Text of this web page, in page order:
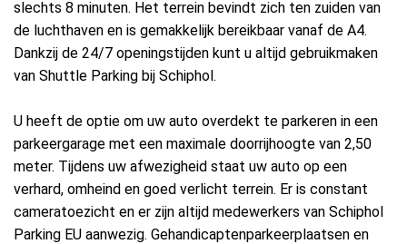
slechts 8 minuten. Het terrein bevindt zich ten zuiden van
de luchthaven en is gemakkelijk bereikbaar vanaf de A4.
Dankzij de 24/7 openingstijden kunt u altijd gebruikmaken
van Shuttle Parking bij Schiphol.
U heeft de optie om uw auto overdekt te parkeren in een
parkeergarage met een maximale doorrijhoogte van 2,50
meter. Tijdens uw afwezigheid staat uw auto op een
verhard, omheind en goed verlicht terrein. Er is constant
cameratoezicht en er zijn altijd medewerkers van Schiphol
Parking EU aanwezig. Gehandicaptenparkeerplaatsen en